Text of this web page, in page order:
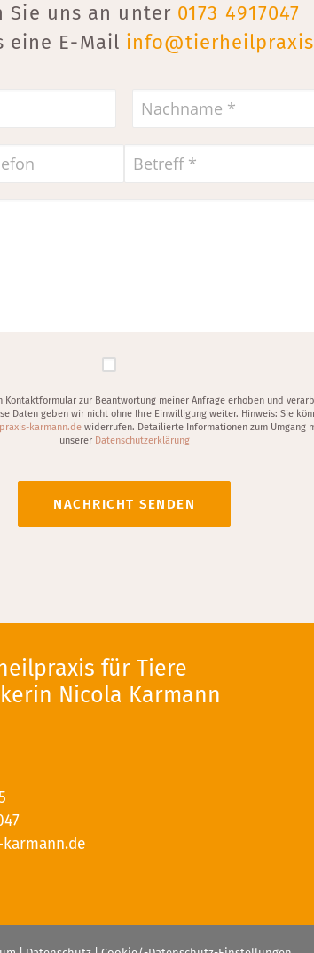
Sie uns an unter 0173 4917047
eine E-Mail
Kontaktformular zur Beantwortung meiner Anfrage erhoben und
Daten geben wir nicht ohne Ihre Einwilligung weiter. Hinweis: Sie
karmann.dewiderrufen. Detailierte Informationen zum Umgang
unserer Datenschutzerklärung
für Tiere
Nicola Karmann